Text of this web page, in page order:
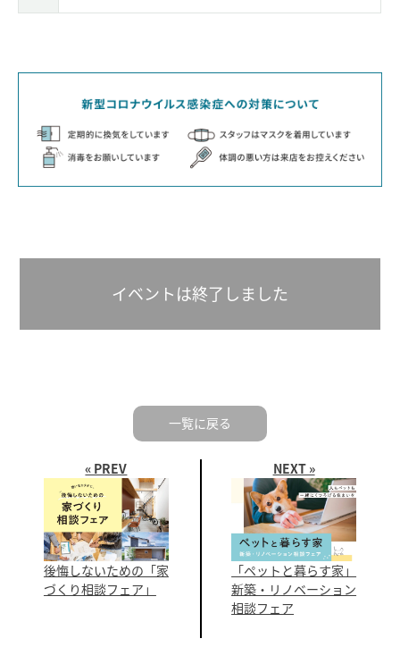
イベントは終了しました
« PREV
後悔しないための「家
づくり相談フェア」
一覧に戻る
NEXT »
「ペットと暮らす家」
新築・リノベーション
相談フェア